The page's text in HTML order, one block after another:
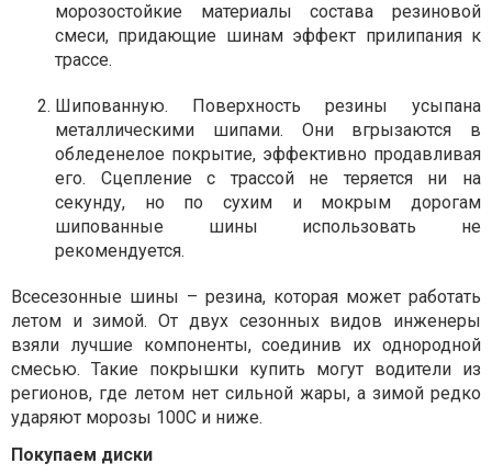
морозостойкие материалы состава резиновой
смеси, придающие шинам эффект прилипания к
трассе.
Шипованную. Поверхность резины усыпана
металлическими шипами. Они вгрызаются в
обледенелое покрытие, эффективно продавливая
его. Сцепление с трассой не теряется ни на
секунду, но по сухим и мокрым дорогам
шипованные шины использовать не
рекомендуется.
Всесезонные шины – резина, которая может работать
летом и зимой. От двух сезонных видов инженеры
взяли лучшие компоненты, соединив их однородной
смесью. Такие покрышки купить могут водители из
регионов, где летом нет сильной жары, а зимой редко
ударяют морозы 100C и ниже.
Покупаем диски